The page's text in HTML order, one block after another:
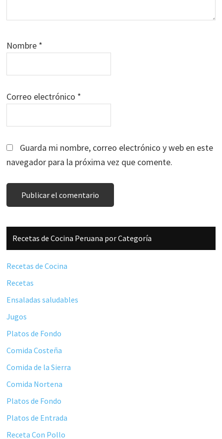
Nombre *
Correo electrónico *
Guarda mi nombre, correo electrónico y web en este
navegador para la próxima vez que comente.
Barra
lateral
principal
Recetas de Cocina Peruana por Categoría
Recetas de Cocina
Recetas
Ensaladas saludables
Jugos
Platos de Fondo
Comida Costeña
Comida de la Sierra
Comida Nortena
Platos de Fondo
Platos de Entrada
Receta Con Pollo